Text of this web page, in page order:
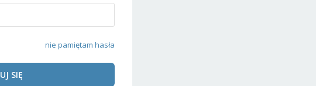
nie pamiętam hasła
SIĘ